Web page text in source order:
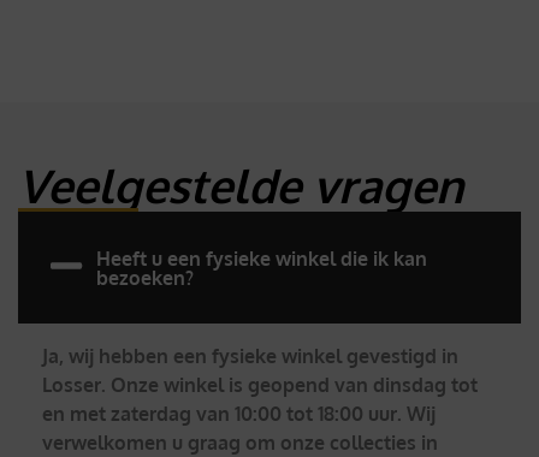
Veelgestelde vragen
Heeft u een fysieke winkel die ik kan
bezoeken?
Ja, wij hebben een fysieke winkel gevestigd in
Losser. Onze winkel is geopend van dinsdag tot
en met zaterdag van 10:00 tot 18:00 uur. Wij
verwelkomen u graag om onze collecties in